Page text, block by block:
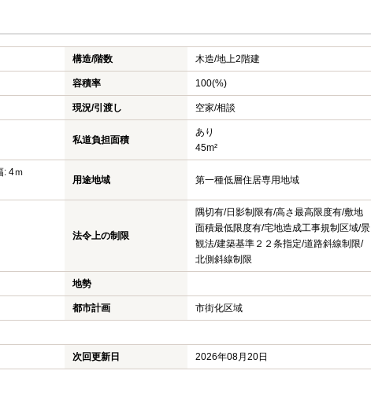
構造/階数 木造/地上2階建
容積率 100(%)
現況/引渡し 空家/相談
私道負担面積
あり
45m²
: 4ｍ
用途地域 第一種低層住居専用地域
法令上の制限
隅切有/日影制限有/高さ最高限度有/敷地
面積最低限度有/宅地造成工事規制区域/景
観法/建築基準２２条指定/道路斜線制限/
北側斜線制限
地勢
都市計画 市街化区域
次回更新日
2026年08月20日